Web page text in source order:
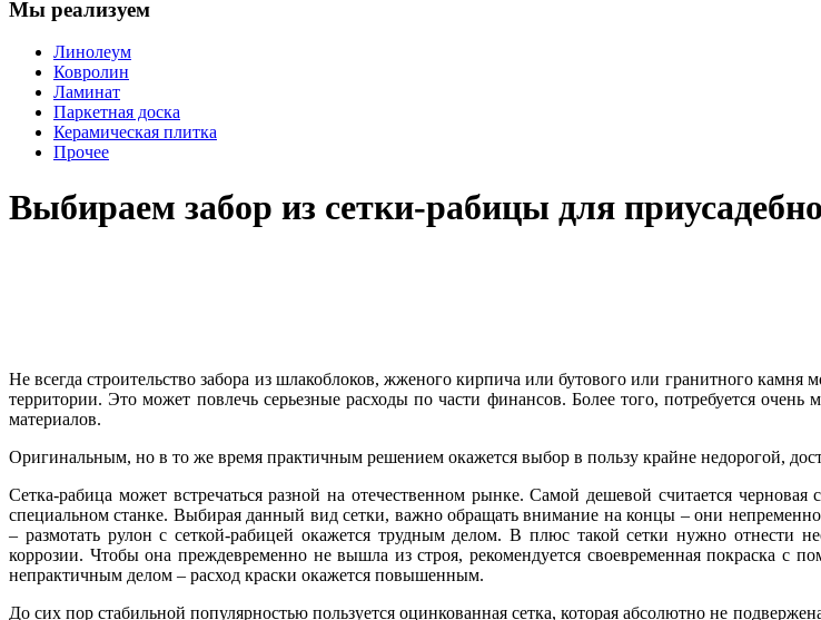
Мы реализуем
Линолеум
Ковролин
Ламинат
Паркетная доска
Керамическая плитка
Прочее
Выбираем забор из сетки-рабицы для
Не всегда строительство забора из шлакоблоков, жженого кирпича или бутового или гранитного
территории. Это может повлечь серьезные расходы по части финансов. Более того, потребуется
материалов.
Оригинальным, но в то же время практичным решением окажется выбор в пользу крайне недорогой,
Сетка-рабица может встречаться разной на отечественном рынке. Самой дешевой считается
специальном станке. Выбирая данный вид сетки, важно обращать внимание на концы – они
– размотать рулон с сеткой-рабицей окажется трудным делом. В плюс такой сетки нужно отнести
коррозии. Чтобы она преждевременно не вышла из строя, рекомендуется своевременная покраска с
непрактичным делом – расход краски окажется повышенным.
До сих пор стабильной популярностью пользуется оцинкованная сетка, которая абсолютно не